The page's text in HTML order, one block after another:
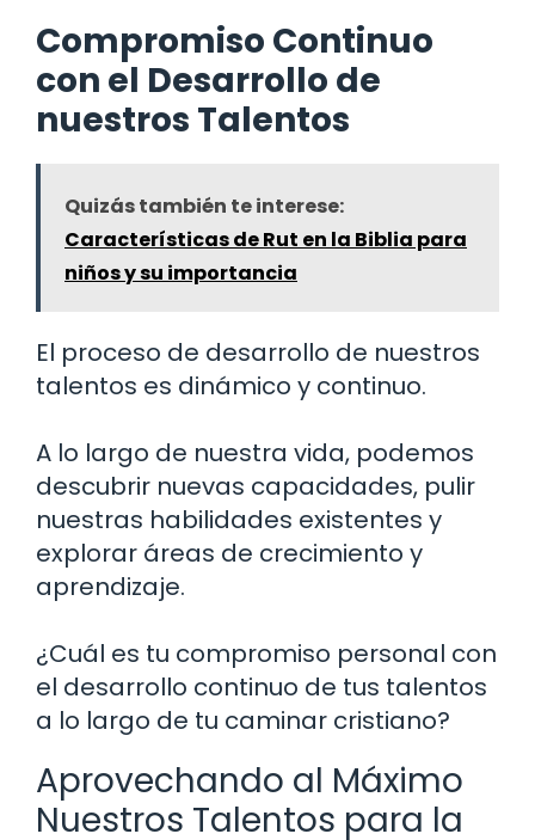
Compromiso Continuo
con el Desarrollo de
nuestros Talentos
Quizás también te interese:
Características de Rut en la Biblia para
niños y su importancia
El proceso de desarrollo de nuestros
talentos es dinámico y continuo.
A lo largo de nuestra vida, podemos
descubrir nuevas capacidades, pulir
nuestras habilidades existentes y
explorar áreas de crecimiento y
aprendizaje.
¿Cuál es tu compromiso personal con
el desarrollo continuo de tus talentos
a lo largo de tu caminar cristiano?
Aprovechando al Máximo
Nuestros Talentos para la